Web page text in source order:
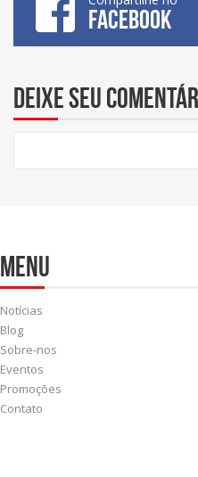
FACEBOOK
Deixe seu
Menu
Notícias
Blog
Sobre-nos
Eventos
Promoções
Contato